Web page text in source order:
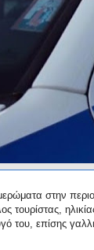
στην
τουρίστας,
του, επίσης